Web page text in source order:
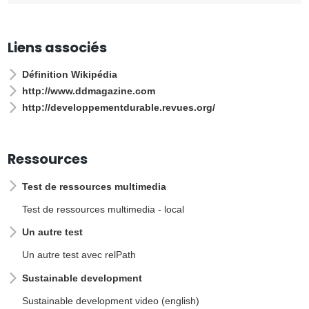
Liens associés
Définition Wikipédia
http://www.ddmagazine.com
http://developpementdurable.revues.org/
Ressources
Test de ressources multimedia
Test de ressources multimedia - local
Un autre test
Un autre test avec relPath
Sustainable development
Sustainable development video (english)